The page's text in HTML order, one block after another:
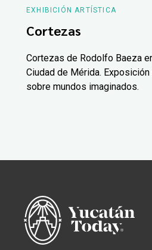
EXHIBICIÓN ARTÍSTICA
Cortezas
Cortezas de Rodolfo Baeza
Ciudad de Mérida.
sobre mundos imaginados.